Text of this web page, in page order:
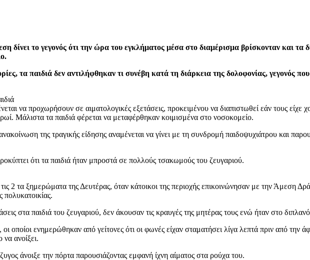
δίνει το γεγονός ότι την ώρα του εγκλήματος μέσα στο διαμέρισμα βρίσκονταν και τα
τα παιδιά δεν αντιλήφθηκαν τι συνέβη κατά τη διάρκεια της δολοφονίας, γεγονός
να προχωρήσουν σε αιματολογικές εξετάσεις, προκειμένου να διαπιστωθεί εάν τους είχε
Μάλιστα τα παιδιά φέρεται να μεταφέρθηκαν κοιμισμένα στο νοσοκομείο.
της τραγικής είδησης αναμένεται να γίνει με τη συνδρομή παιδοψυχιάτρου και
ότι τα παιδιά ήταν μπροστά σε πολλούς τσακωμούς του ζευγαριού.
2 τα ξημερώματα της Δευτέρας, όταν κάτοικοι της περιοχής επικοινώνησαν με την Άμεση
πολυκατοικίας.
στα παιδιά του ζευγαριού, δεν άκουσαν τις κραυγές της μητέρας τους ενώ ήταν στο
οποίοι ενημερώθηκαν από γείτονες ότι οι φωνές είχαν σταματήσει λίγα λεπτά πριν από την
να ανοίξει.
άνοιξε την πόρτα παρουσιάζοντας εμφανή ίχνη αίματος στα ρούχα του.